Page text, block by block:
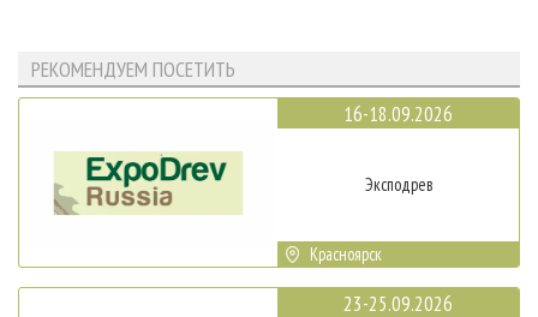
РЕКОМЕНДУЕМ ПОСЕТИТЬ
16-18.09.2026
Эксподрев
Красноярск
23-25.09.2026